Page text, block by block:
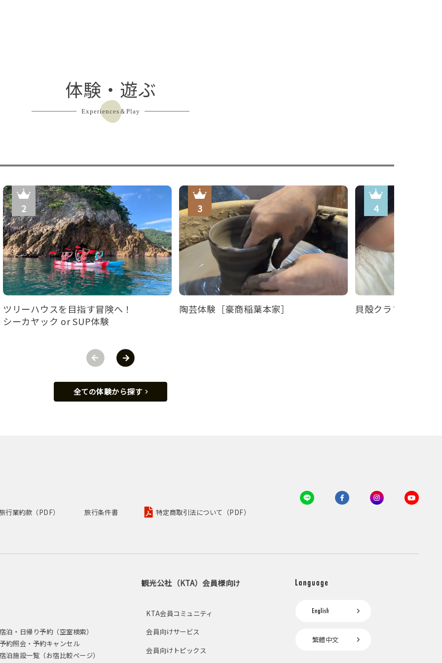
体験・遊ぶ
Experiences＆Play
ツリーハウスを目指す冒険へ！
シーカヤック or SUP体験
陶芸体験［豪商稲葉本家］ 貝殻クラフト体験
全ての体験から探す
行業約款（PDF） 旅行条件書 特定商取引法について（PDF）
泊・日帰り予約（空室検索）
約照会・予約キャンセル
泊施設一覧（お宿比較ページ）
観光公社（KTA）会員様向け
KTA会員コミュニティ
会員向けサービス
会員向けトピックス
繁體中文